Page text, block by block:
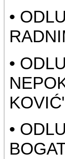
•
•
•